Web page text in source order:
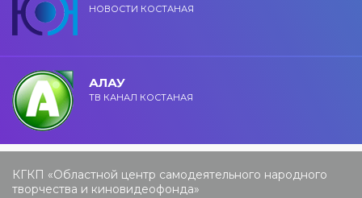
НОВОСТИ КОСТАНАЯ
АЛАУ
ТВ КАНАЛ КОСТАНАЯ
КГКП «Областной центр самодеятельного народного
творчества и киновидеофонда»